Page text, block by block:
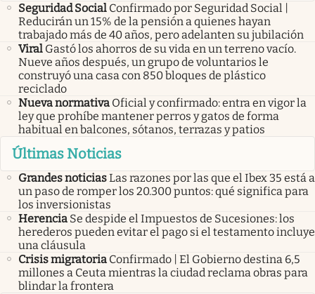
Seguridad Social Confirmado por Seguridad Social |
Reducirán un 15% de la pensión a quienes hayan
trabajado más de 40 años, pero adelanten su jubilación
Viral Gastó los ahorros de su vida en un terreno vacío.
Nueve años después, un grupo de voluntarios le
construyó una casa con 850 bloques de plástico
reciclado
Nueva normativa Oficial y confirmado: entra en vigor la
ley que prohíbe mantener perros y gatos de forma
habitual en balcones, sótanos, terrazas y patios
Últimas Noticias
Grandes noticiasLas razones por las que el Ibex 35 está a
un paso de romper los 20.300 puntos: qué significa para
los inversionistas
Herencia Se despide el Impuestos de Sucesiones: los
herederos pueden evitar el pago si el testamento incluye
una cláusula
Crisis migratoria Confirmado | El Gobierno destina 6,5
millones a Ceuta mientras la ciudad reclama obras para
blindar la frontera